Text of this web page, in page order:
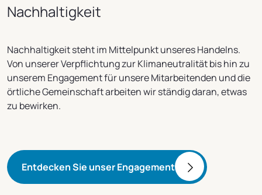
Nachhaltigkeit
Nachhaltigkeit steht im Mittelpunkt unseres Handelns.
Von unserer Verpflichtung zur Klimaneutralität bis hin zu
unserem Engagement für unsere Mitarbeitenden und die
örtliche Gemeinschaft arbeiten wir ständig daran, etwas
zu bewirken.
Entdecken Sie unser Engagement